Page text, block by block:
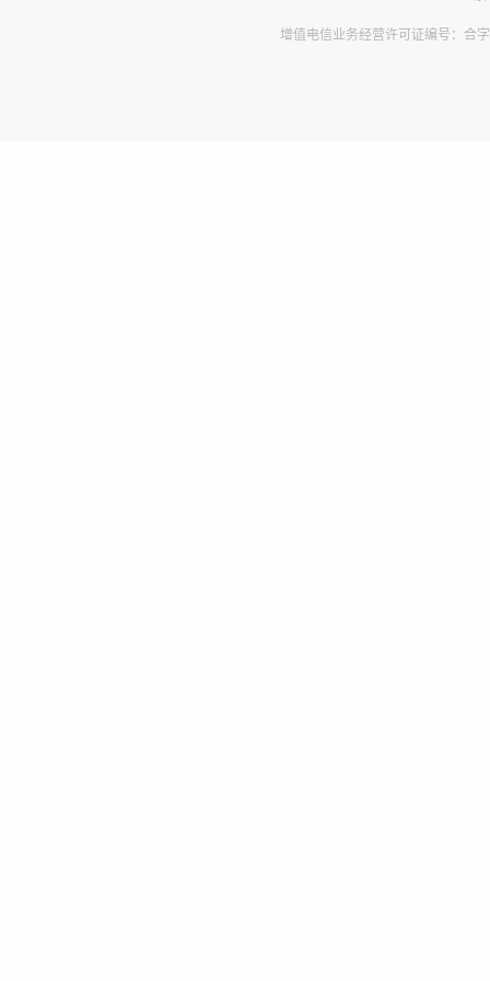
增值电信业务经营许可证编号：合